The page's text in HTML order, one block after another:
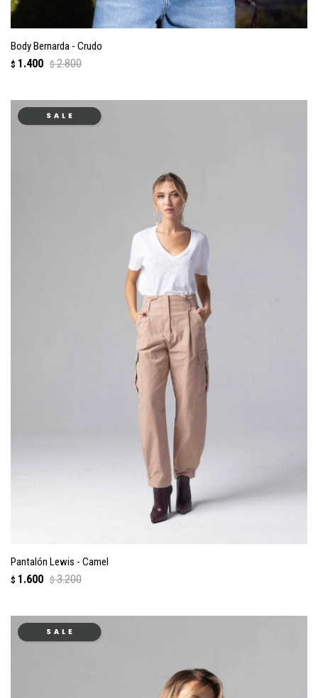
Body Bernarda - Crudo
$ 1.400 $ 2.800
Pantalón Lewis - Camel
$ 1.600 $ 3.200